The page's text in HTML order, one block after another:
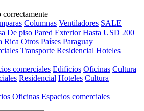
Columnas Ventiladores SALE
De piso Pared Exterior Hasta USD 200
Rica Otros Países Paraguay
Transporte Residencial Hoteles
comerciales Edificios Oficinas Cultura
Residencial Hoteles Cultura
Oficinas Espacios comerciales